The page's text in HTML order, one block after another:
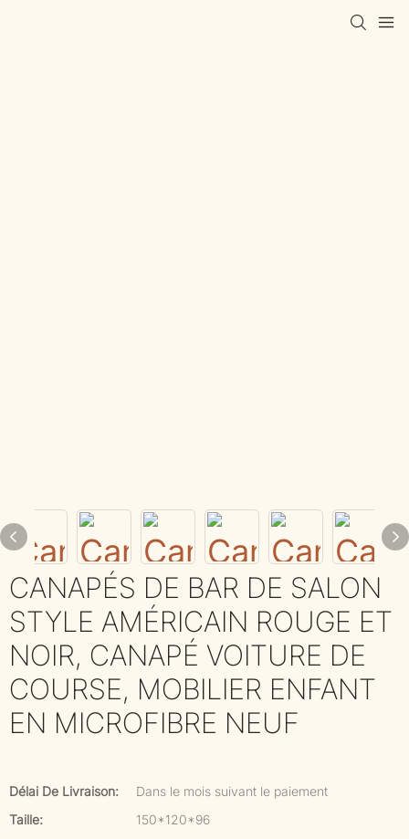
CANAPÉS DE BAR DE SALON
STYLE AMÉRICAIN ROUGE ET
NOIR, CANAPÉ VOITURE DE
COURSE, MOBILIER ENFANT
EN MICROFIBRE NEUF
Délai De Livraison:
Dans le mois suivant le paiement
Taille:
150*120*96